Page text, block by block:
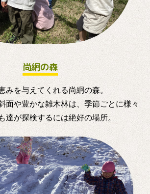
尚絅の森
みを与えてくれる尚絅の森。
面や豊かな雑木林は、季節ごとに様々
達が探検するには絶好の場所。